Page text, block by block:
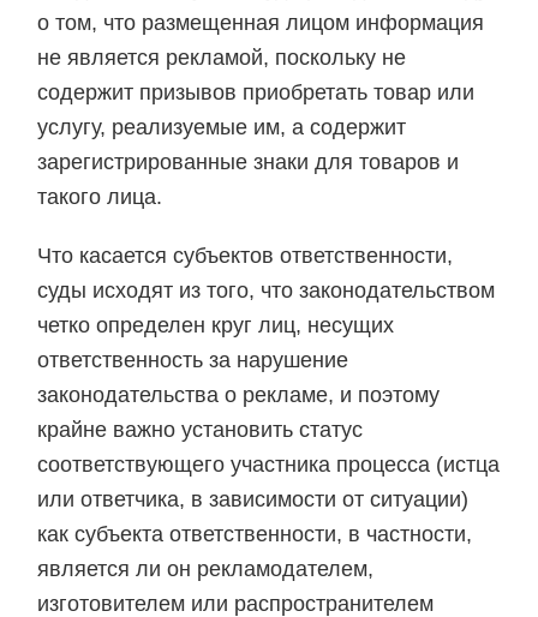
о том, что размещенная лицом информация
не является рекламой, поскольку не
содержит призывов приобретать товар или
услугу, реализуемые им, а содержит
зарегистрированные знаки для товаров и
такого лица.
Что касается субъектов ответственности,
суды исходят из того, что законодательством
четко определен круг лиц, несущих
ответственность за нарушение
законодательства о рекламе, и поэтому
крайне важно установить статус
соответствующего участника процесса (истца
или ответчика, в зависимости от ситуации)
как субъекта ответственности, в частности,
является ли он рекламодателем,
изготовителем или распространителем